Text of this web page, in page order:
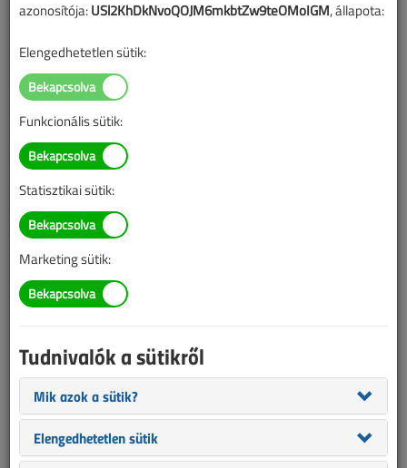
Lapszám:
A megjelenések éves ütemezése a
Villanyszerelők Lapja 2003.
január-február
Anomáliák a kereskedelemben és a
kivitelezésben
Taba Gábor | 3309
azonosítója:USl2KhDkNvoQOJM6mkbtZw9teOMoIGM, állapota:
Elengedhetetlen sütik:
Funkcionális sütik:
Statisztikai sütik:
Marketing sütik:
Tudnivalók a sütikről
Mik azok a sütik?
Elengedhetetlen sütik